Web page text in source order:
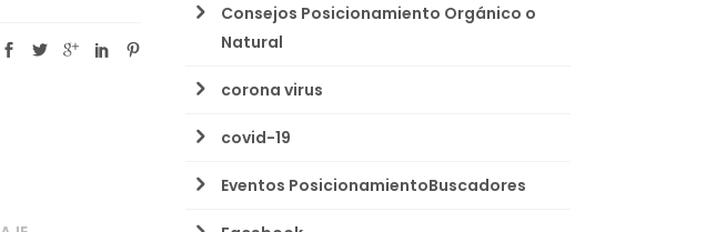
Consejos Posicionamiento Orgánico o
Natural
corona virus
covid-19
Eventos PosicionamientoBuscadores